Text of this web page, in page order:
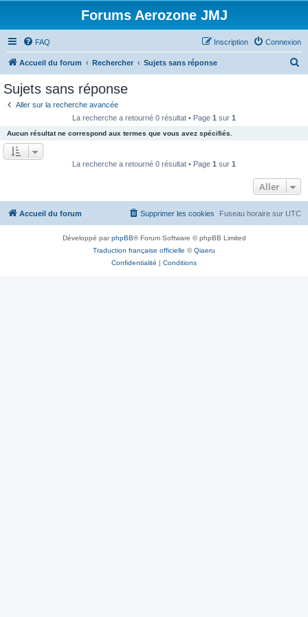
Forums Aerozone JMJ
FAQ Connexion
Inscription
Accueil du forum Rechercher Sujets sans réponse
e
Sujets sans réponse
Aller sur la recherche avancée
La recherche a retourné 0 résultat • Page 1 sur 1
Aucun résultat ne correspond aux termes que vous avez spécifiés.
La recherche a retourné 0 résultat • Page 1 sur 1
Aller
Accueil du forum Fuseau horaire sur UTC
Supprimer les cookies
Développé parphpBB® Forum Software © phpBB Limited
Traduction française officielle ©Qiaeru
Confidentialité | Conditions